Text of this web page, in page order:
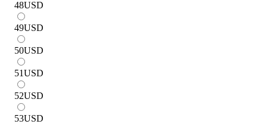
48USD
49USD
50USD
51USD
52USD
53USD